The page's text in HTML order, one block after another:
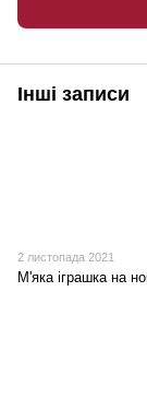
Інші записи
2 листопада 2021
М'яка іграшка на